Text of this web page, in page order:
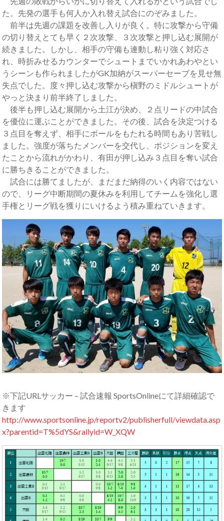
た。先発の選手も何人か入れ替え試合にのぞみました。
前半は先週の課題を改善し入りが良く。特に攻撃から守備
の切り替えとても早く２次攻撃、３次攻撃と押し込む展開が
続きました。しかし、相手の守備も連動し粘り強く対応さ
れ、時折みせるカウンターでシュートまでいかれあわやとい
うシーンも作られましたがGK加納がスーパーセーブを見せ無
失点でした。度々押し込む攻撃から槇野のミドルシュートが
やっと決まり前半終了しました。
後半も押し込む展開から土江が決め、２点リードの中試合
を優位に運ぶことができました。その後、試合を決定つける
３点目を奪えず、相手にボールをもたれる時間もあり苦戦し
ました。強度が落ちたメンバーを交代し、ポジションを変え
たことから流れがかわり、有田が押し込み３点目を奪い試合
に勝ちきることができました。
試合には勝てましたが、まだまだ納得のいく内容ではない
ので、リーグ中断期間の夏休みを利用してチームを強化し選
手権とリーグ戦を獲りにいけるよう積み重ねていきます。
※下記URLサッカー – 試合速報 SportsOnlineにて詳細確認で
きます
http://www.sportsonline.jp/reportv2/publisherfull/viewdata.asp
x?parentid=T%5dYS&rallyid=W_XQW